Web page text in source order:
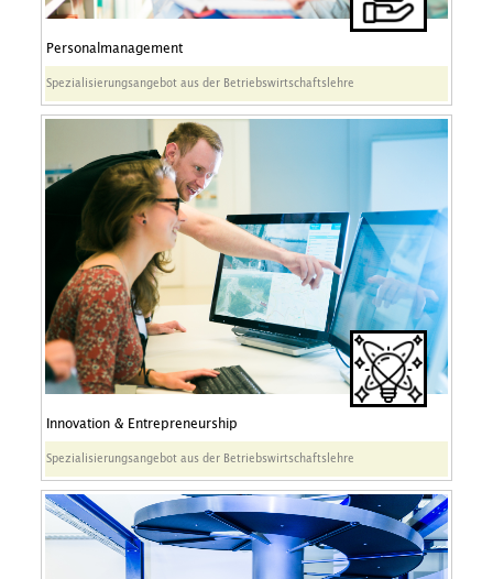
Personalmanagement
Spezialisierungsangebot aus der Betriebswirtschaftslehre
Innovation & Entrepreneurship
Spezialisierungsangebot aus der Betriebswirtschaftslehre